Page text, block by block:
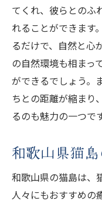
てくれ、彼らとのふ
れることができます
るだけで、自然と心
の自然環境も相まっ
ができるでしょう。
ちとの距離が縮まり
るのも魅力の一つです
和歌山県猫
和歌山県の猫島は、
人々にもおすすめの